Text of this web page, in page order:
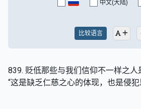
中文(大陆)
比较语言
839. 贬低那些与我们信仰不一样之人
“这是缺乏仁慈之心的体现，也是侵